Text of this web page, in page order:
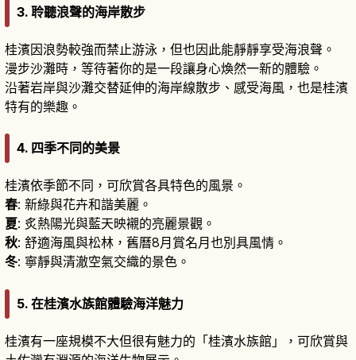
3. 聆聽浪聲的海岸散步
桂濱因浪勢較強而禁止游泳，但也因此能靜靜享受海浪聲。
漫步沙灘時，等待著你的是一段讓身心煥然一新的體驗。
沿著岩岸與沙灘交替延伸的海岸線散步、感受海風，也是桂濱
特有的樂趣。
4. 四季不同的美景
桂濱依季節不同，可欣賞各具特色的風景。
春: 新綠與花卉和諧美麗。
夏: 炙熱陽光與藍天映襯的亮麗景觀。
秋: 舒適海風與松林，舊曆8月賞名月也別具風情。
冬: 寧靜與清澈空氣交織的景色。
5. 在桂濱水族館體驗海洋魅力
桂濱有一座規模不大但很有魅力的「桂濱水族館」，可欣賞與